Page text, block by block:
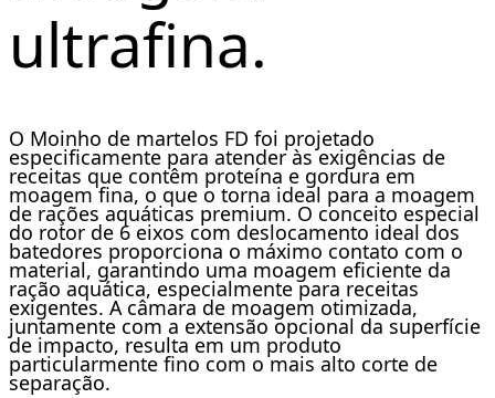
ultrafina.
O Moinho de martelos FD foi projetado
especificamente para atender às exigências de
receitas que contêm proteína e gordura em
moagem fina, o que o torna ideal para a moagem
de rações aquáticas premium. O conceito especial
do rotor de 6 eixos com deslocamento ideal dos
batedores proporciona o máximo contato com o
material, garantindo uma moagem eficiente da
ração aquática, especialmente para receitas
exigentes. A câmara de moagem otimizada,
juntamente com a extensão opcional da superfície
de impacto, resulta em um produto
particularmente fino com o mais alto corte de
separação.